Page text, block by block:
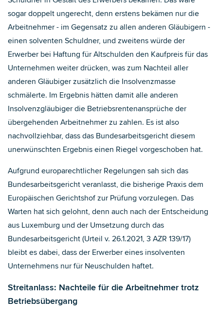
sogar doppelt ungerecht, denn erstens bekämen nur die
Arbeitnehmer - im Gegensatz zu allen anderen Gläubigern -
einen solventen Schuldner, und zweitens würde der
Erwerber bei Haftung für Altschulden den Kaufpreis für das
Unternehmen weiter drücken, was zum Nachteil aller
anderen Gläubiger zusätzlich die Insolvenzmasse
schmälerte. Im Ergebnis hätten damit alle anderen
Insolvenzgläubiger die Betriebsrentenansprüche der
übergehenden Arbeitnehmer zu zahlen. Es ist also
nachvollziehbar, dass das Bundesarbeitsgericht diesem
unerwünschten Ergebnis einen Riegel vorgeschoben hat.
Aufgrund europarechtlicher Regelungen sah sich das
Bundesarbeitsgericht veranlasst, die bisherige Praxis dem
Europäischen Gerichtshof zur Prüfung vorzulegen. Das
Warten hat sich gelohnt, denn auch nach der Entscheidung
aus Luxemburg und der Umsetzung durch das
Bundesarbeitsgericht (Urteil v. 26.1.2021, 3 AZR 139/17)
bleibt es dabei, dass der Erwerber eines insolventen
Unternehmens nur für Neuschulden haftet.
Streitanlass: Nachteile für die Arbeitnehmer trotz
Betriebsübergang